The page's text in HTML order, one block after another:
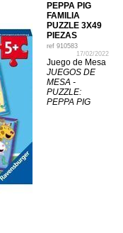
PEPPA PIG
FAMILIA
PUZZLE 3X49
PIEZAS
ref 910583
17/02/2022
Juego de Mesa
JUEGOS DE
MESA -
PUZZLE:
PEPPA PIG